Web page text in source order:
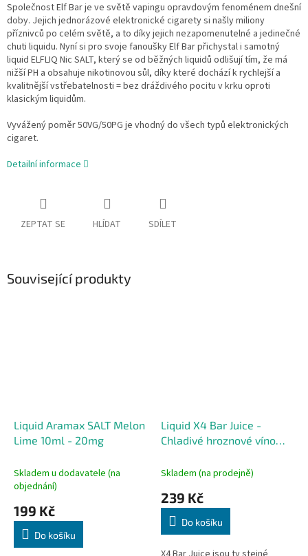
Společnost Elf Bar je ve světě vapingu opravdovým fenoménem dnešní
doby. Jejich jednorázové elektronické cigarety si našly miliony
příznivců po celém světě, a to díky jejich nezapomenutelné a jedinečné
chuti liquidu. Nyní si pro svoje fanoušky Elf Bar přichystal i samotný
liquid ELFLIQ Nic SALT, který se od běžných liquidů odlišují tím, že má
nižší PH a obsahuje nikotinovou sůl, díky které dochází k rychlejší a
kvalitnější vstřebatelnosti = bez dráždivého pocitu v krku oproti
klasickým liquidům.
Vyvážený poměr 50VG/50PG je vhodný do všech typů elektronických
cigaret.
Detailní informace
ZEPTAT SE HLÍDAT SDÍLET
Související produkty
Liquid Aramax SALT Melon
Lime 10ml - 20mg
Skladem u dodavatele (na
objednání)
199 Kč
Do košíku
Liquid X4 Bar Juice -
Chladivé hroznové víno
Skladem (na prodejně)
239 Kč
Do košíku